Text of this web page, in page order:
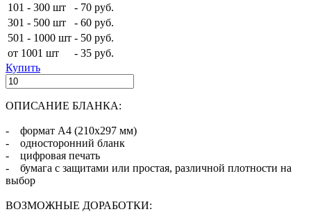
101 - 300 шт
- 70 руб.
301 - 500 шт
- 60 руб.
501 - 1000 шт - 50 руб.
от 1001 шт
- 35 руб.
Купить
ОПИСАНИЕ БЛАНКА:
- формат А4 (210х297 мм)
- односторонний бланк
- цифровая печать
- бумага с защитами или простая, различной плотности на
выбор
ВОЗМОЖНЫЕ ДОРАБОТКИ: